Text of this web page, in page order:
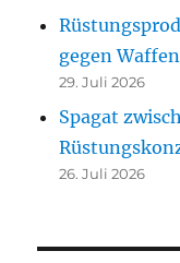
gegen
29. Juli 2026
Spagat
26. Juli 2026